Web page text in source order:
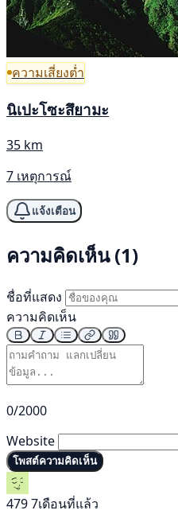
ความเสี่ยงต่ำ
นิเปะโซะสึยามะ
35 km
7 เหตุการณ์
แจ้งเตือน
ความคิดเห็น (1)
ชื่อที่แสดง
ความคิดเห็น
0/2000
Website
โพสต์ความคิดเห็น
4797เดือนที่แล้ว